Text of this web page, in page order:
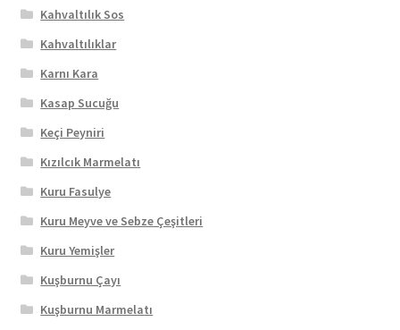
Kahvaltılık Sos
Kahvaltılıklar
Karnı Kara
Kasap Sucuğu
Keçi Peyniri
Kızılcık Marmelatı
Kuru Fasulye
Kuru Meyve ve Sebze Çeşitleri
Kuru Yemişler
Kuşburnu Çayı
Kuşburnu Marmelatı